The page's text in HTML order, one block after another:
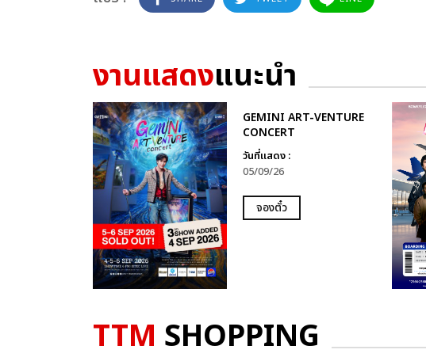
งานแสดงแนะนำ
GEMINI ART-VENTURE
CONCERT
วันที่แสดง :
05/09/26
จองตั๋ว
TTM SHOPPING